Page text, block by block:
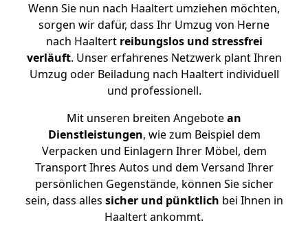
Wenn Sie nun nach Haaltert umziehen möchten,
sorgen wir dafür, dass Ihr Umzug von Herne
nach Haaltert reibungslos und stressfrei
verläuft. Unser erfahrenes Netzwerk plant Ihren
Umzug oder Beiladung nach Haaltert individuell
und professionell.
Mit unseren breiten Angebotean
Dienstleistungen, wie zum Beispiel dem
Verpacken und Einlagern Ihrer Möbel, dem
Transport Ihres Autos und dem Versand Ihrer
persönlichen Gegenstände, können Sie sicher
sein, dass alles sicher und pünktlich bei Ihnen in
Haaltert ankommt.